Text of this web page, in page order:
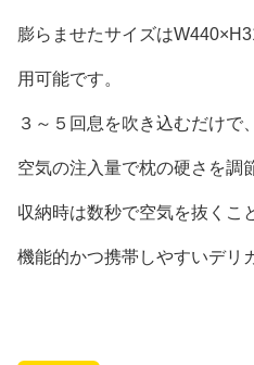
膨らませたサイズは
用可能です。
３～５回息を吹き込むだけで
空気の注入量で枕の硬さを調
収納時は数秒で空気を抜くこ
機能的かつ携帯しやすいデリ